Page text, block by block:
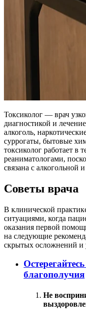
Токсиколог — врач
диагностикой и
алкоголь,
суррогаты, бытовые
токсиколог работает в
реаниматологами,
связана с алкогольной
Советы врача
В клинической
ситуациями, когда
оказания первой
на следующие
скрытых осложнений и
благополучия
Не